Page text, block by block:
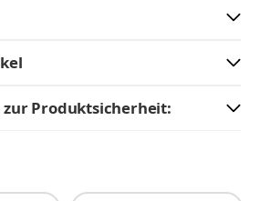
Produktsicherheit: